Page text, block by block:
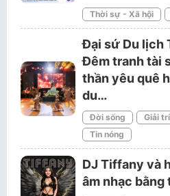
Thời sự - Xã hội
Đại sứ Du lịch
Đêm tranh tài
thần yêu quê
du…
Đời sống Giải trí
Tin nóng
DJ Tiffany và
âm nhạc bằng